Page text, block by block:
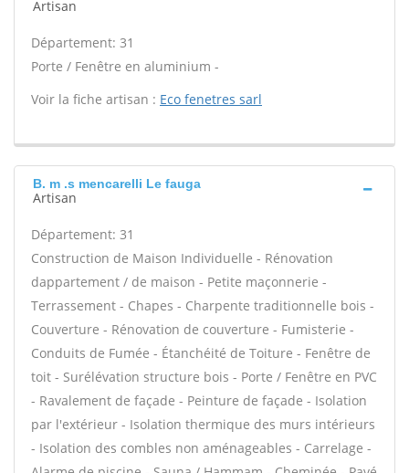
Artisan
Département: 31
Porte / Fenêtre en aluminium -
Voir la fiche artisan : Eco fenetres sarl
B. m .s mencarelli Le fauga
Artisan
Département: 31
Construction de Maison Individuelle - Rénovation
dappartement / de maison - Petite maçonnerie -
Terrassement - Chapes - Charpente traditionnelle bois -
Couverture - Rénovation de couverture - Fumisterie -
Conduits de Fumée - Étanchéité de Toiture - Fenêtre de
toit - Surélévation structure bois - Porte / Fenêtre en PVC
- Ravalement de façade - Peinture de façade - Isolation
par l'extérieur - Isolation thermique des murs intérieurs
- Isolation des combles non aménageables - Carrelage -